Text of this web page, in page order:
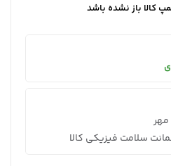
کالا باز نشده باشد
سلامت فیزیکی کالا